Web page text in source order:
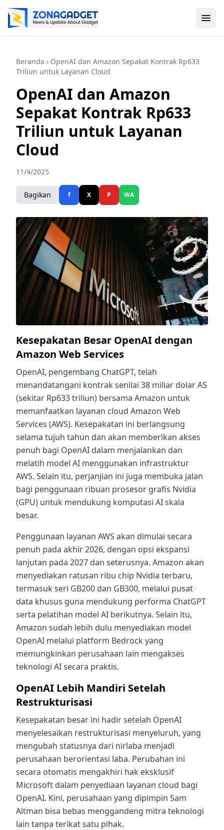
Beranda › OpenAI dan Amazon Sepakat Kontrak Rp633
Triliun untuk Layanan Cloud
OpenAI dan Amazon
Sepakat Kontrak Rp633
Triliun untuk Layanan
Cloud
11/4/2025
Bagikan f X P WA
Kesepakatan Besar OpenAI dengan
Amazon Web Services
OpenAI, pengembang ChatGPT, telah
menandatangani kontrak senilai 38 miliar dolar AS
(sekitar Rp633 triliun) bersama Amazon untuk
memanfaatkan layanan cloud Amazon Web
Services (AWS). Kesepakatan ini berlangsung
selama tujuh tahun dan akan memberikan akses
penuh bagi OpenAI dalam menjalankan dan
melatih model AI menggunakan infrastruktur
AWS. Selain itu, perjanjian ini juga membuka jalan
bagi penggunaan ribuan prosesor grafis Nvidia
(GPU) untuk mendukung komputasi AI skala
besar.
Penggunaan layanan AWS akan dimulai secara
penuh pada akhir 2026, dengan opsi ekspansi
lanjutan pada 2027 dan seterusnya. Amazon akan
menyediakan ratusan ribu chip Nvidia terbaru,
termasuk seri GB200 dan GB300, melalui pusat
data khusus guna mendukung performa ChatGPT
serta pelatihan model AI berikutnya. Selain itu,
Amazon sudah lebih dulu menyediakan model
OpenAI melalui platform Bedrock yang
memungkinkan perusahaan lain mengakses
teknologi AI secara praktis.
OpenAI Lebih Mandiri Setelah
Restrukturisasi
Kesepakatan besar ini hadir setelah OpenAI
menyelesaikan restrukturisasi menyeluruh, yang
mengubah statusnya dari nirlaba menjadi
perusahaan berorientasi laba. Perubahan ini
secara otomatis mengakhiri hak eksklusif
Microsoft dalam penyediaan layanan cloud bagi
OpenAI. Kini, perusahaan yang dipimpin Sam
Altman bisa bebas menggandeng mitra teknologi
lain tanpa terikat satu pihak.